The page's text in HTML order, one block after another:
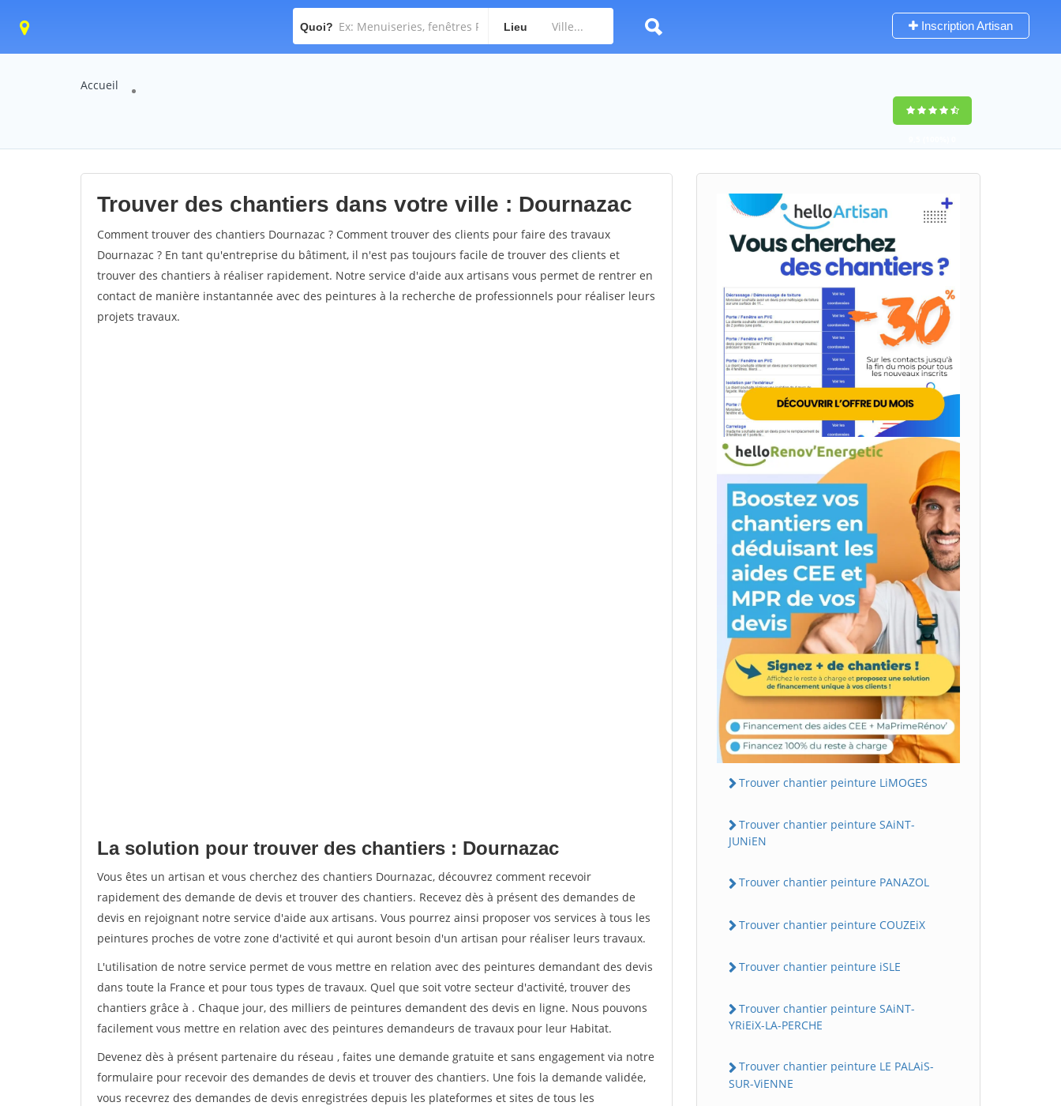
Quoi? Lieu Inscription Artisan
Accueil
Trouver des chantiers dans votre ville : Dournazac
Comment trouver des chantiers Dournazac ? Comment trouver des clients pour faire des travaux
Dournazac ? En tant qu'entreprise du bâtiment, il n'est pas toujours facile de trouver des clients et
trouver des chantiers à réaliser rapidement. Notre service d'aide aux artisans vous permet de rentrer en
contact de manière instantannée avec des peintures à la recherche de professionnels pour réaliser leurs
projets travaux.
La solution pour trouver des chantiers : Dournazac
Vous êtes un artisan et vous cherchez des chantiers Dournazac, découvrez comment recevoir
rapidement des demande de devis et trouver des chantiers. Recevez dès à présent des demandes de
devis en rejoignant notre service d'aide aux artisans. Vous pourrez ainsi proposer vos services à tous les
peintures proches de votre zone d'activité et qui auront besoin d'un artisan pour réaliser leurs travaux.
L'utilisation de notre service permet de vous mettre en relation avec des peintures demandant des devis
dans toute la France et pour tous types de travaux. Quel que soit votre secteur d'activité, trouver des
chantiers grâce à . Chaque jour, des milliers de peintures demandent des devis en ligne. Nous pouvons
facilement vous mettre en relation avec des peintures demandeurs de travaux pour leur Habitat.
Devenez dès à présent partenaire du réseau , faites une demande gratuite et sans engagement via notre
formulaire pour recevoir des demandes de devis et trouver des chantiers. Une fois la demande validée,
vous recevrez des demandes de devis enregistrées depuis les plateformes et sites de tous les
Trouver chantier peinture LiMOGES
Trouver chantier peinture SAiNT-
JUNiEN
Trouver chantier peinture PANAZOL
Trouver chantier peinture COUZEiX
Trouver chantier peinture iSLE
Trouver chantier peinture SAiNT-
YRiEiX-LA-PERCHE
Trouver chantier peinture LE PALAiS-
SUR-ViENNE